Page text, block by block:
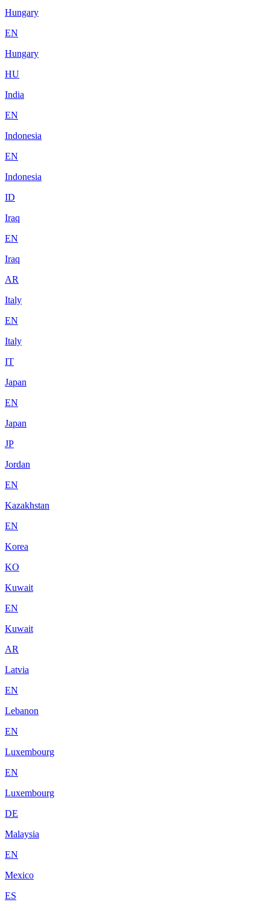
Hungary
EN
Hungary
HU
India
EN
Indonesia
EN
Indonesia
ID
Iraq
EN
Iraq
AR
Italy
EN
Italy
IT
Japan
EN
Japan
JP
Jordan
EN
Kazakhstan
EN
Korea
KO
Kuwait
EN
Kuwait
AR
Latvia
EN
Lebanon
EN
Luxembourg
EN
Luxembourg
DE
Malaysia
EN
Mexico
ES